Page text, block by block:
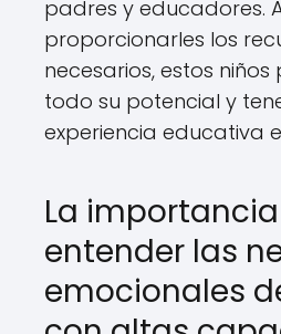
padres y educadores.
proporcionarles los
necesarios, estos
todo su potencial y
experiencia educativa
La
entender las
emocionales